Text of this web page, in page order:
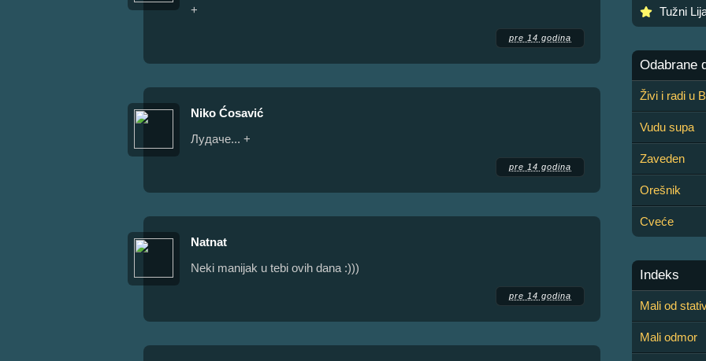
+
pre 14 godina
Niko Ćosavić
Лудаче... +
pre 14 godina
Natnat
Neki manijak u tebi ovih dana :)))
pre 14 godina
Tužni
Odabrane
Živi i radi u
Vudu supa
Zaveden
Orešnik
Cveće
Indeks
Mali od
Mali odmor